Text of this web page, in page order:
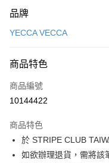
信用卡一次付款
3 期 0 利率 每期
合作金庫商業銀行
上海商業儲蓄銀行
臺灣中小企業銀行
匯豐（台灣）商業銀行
聯邦商業銀行
超商取貨付款
LINE Pay
Apple Pay
街口支付
品牌
YECCA VECCA
商品特色
商品編號
10144422
商品特色
於 STRIPE CLUB
如欲辦理退貨，需將該